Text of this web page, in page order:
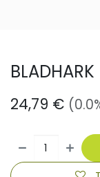
BLADHARK
24,79 €